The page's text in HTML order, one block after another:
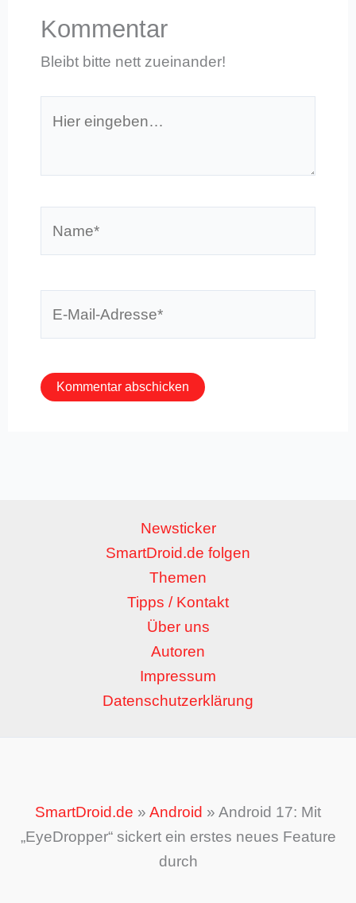
Kommentar
Bleibt bitte nett zueinander!
eingeben…
Newsticker
SmartDroid.de folgen
Themen
Tipps / Kontakt
Über uns
Autoren
Impressum
Datenschutzerklärung
SmartDroid.de » Android » Android 17: Mit
„EyeDropper“ sickert ein erstes neues Feature
durch